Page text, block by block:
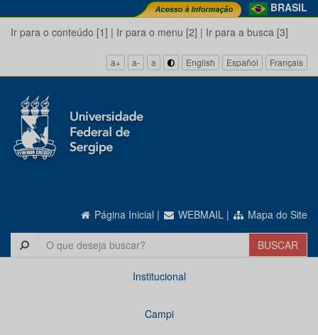
BRASIL
Ir para o conteúdo [1] | Ir para o menu [2] | Ir para a busca [3]
a+ a- a English Español Français
Página Inicial | WEBMAIL | Mapa do Site
Institucional
Campi